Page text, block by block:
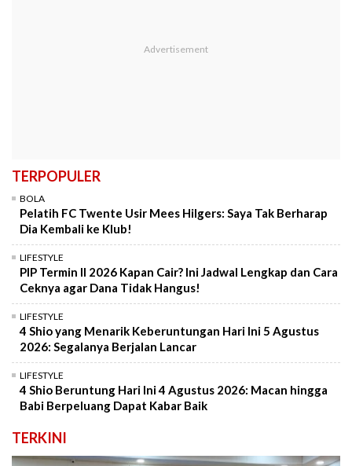
TERPOPULER
BOLA
Pelatih FC Twente Usir Mees Hilgers: Saya Tak Berharap
Dia Kembali ke Klub!
LIFESTYLE
PIP Termin II 2026 Kapan Cair? Ini Jadwal Lengkap dan Cara
Ceknya agar Dana Tidak Hangus!
LIFESTYLE
4 Shio yang Menarik Keberuntungan Hari Ini 5 Agustus
2026: Segalanya Berjalan Lancar
LIFESTYLE
4 Shio Beruntung Hari Ini 4 Agustus 2026: Macan hingga
Babi Berpeluang Dapat Kabar Baik
TERKINI